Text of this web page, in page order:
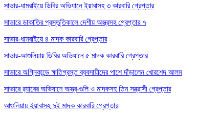
সাভার-ধামরাইয়ে ডিবির অভিযানে ইয়াবাসহ ৩ কারবারি গ্রেপ্তার
সাভারে ডাকাতির প্রস্তুতিকালে দেশীয় অস্ত্রসহ গ্রেপ্তার ৭
সাভার-ধামরাইয়ে ৪ মাদক কারবারি গ্রেপ্তার
সাভার-আশুলিয়ায় ডিবির অভিযানে ৫ মাদক কারবারি গ্রেপ্তার
সাভারে অগ্নিকান্ডে ক্ষতিগ্রস্ত ব্যবসায়ীদের পাশে দাঁড়ালেন খোরশেদ আলম
সাভারে র‍্যাবের অভিযানে অস্ত্র-গুলি ও মাদকসহ তিন সন্ত্রাসী গ্রেপ্তার
আশুলিয়ায় ইয়াবাসহ দুই মাদক কারবারি গ্রেপ্তার